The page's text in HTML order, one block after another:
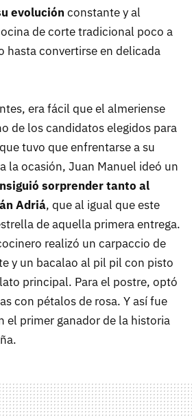
evolución constante y al
de corte tradicional poco a
hasta convertirse en delicada
era fácil que el almeriense
de los candidatos elegidos para
tuvo que enfrentarse a su
la ocasión, Juan Manuel ideó un
sorprender tanto al
Adriá, que al igual que este
de aquella primera entrega.
realizó un carpaccio de
y un bacalao al pil pil con pisto
principal. Para el postre, optó
con pétalos de rosa. Y así fue
el primer ganador de la historia